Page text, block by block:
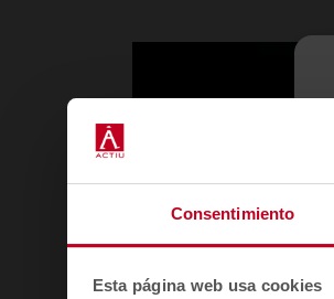
Consentimiento
Esta página web usa cookies